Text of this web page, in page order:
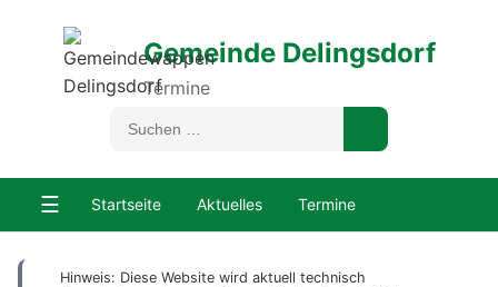
Gemeinde Delingsdorf
Termine
☰ Startseite Aktuelles Termine
Hinweis: Diese Website wird aktuell technisch